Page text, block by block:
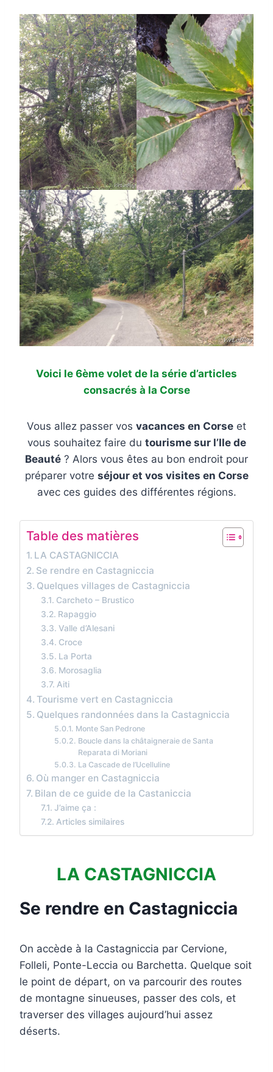
Voici le 6ème volet de la série d’articles
consacrés à la Corse
Vous allez passer vos vacances en Corse et
vous souhaitez faire du tourisme sur l’Ile de
Beauté ? Alors vous êtes au bon endroit pour
préparer votre séjour et vos visites en Corse
avec ces guides des différentes régions.
Table des matières
LA CASTAGNICCIA
Se rendre en Castagniccia
Quelques villages de Castagniccia
Carcheto – Brustico
Rapaggio
Valle d’Alesani
Croce
La Porta
Morosaglia
Aiti
Tourisme vert en Castagniccia
Quelques randonnées dans la Castagniccia
Monte San Pedrone
Boucle dans la châtaigneraie de Santa
Reparata di Moriani
La Cascade de l’Ucelluline
Où manger en Castagniccia
Bilan de ce guide de la Castaniccia
J’aime ça :
Articles similaires
LA CASTAGNICCIA
Se rendre en Castagniccia
On accède à la Castagniccia par Cervione,
Folleli, Ponte-Leccia ou Barchetta. Quelque soit
le point de départ, on va parcourir des routes
de montagne sinueuses, passer des cols, et
traverser des villages aujourd’hui assez
déserts.